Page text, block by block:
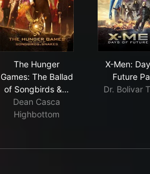
The Hunger
Games: The Ballad
of Songbirds &…
Dean Casca
Highbottom
X-Men:
Future
Dr. Bolivar